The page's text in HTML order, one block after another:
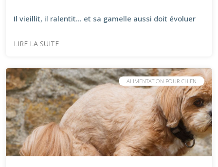
Il vieillit, il ralentit… et sa gamelle aussi doit évoluer
LIRE LA SUITE
ALIMENTATION POUR CHIEN